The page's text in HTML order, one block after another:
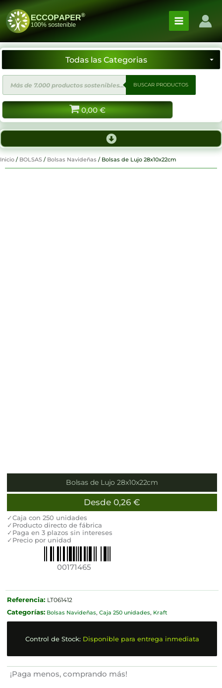
Ir
contenido
de
productos
BUSCAR PRODUCTOS
0,00 €
Inicio / BOLSAS / Bolsas Navideñas / Bolsas de Lujo 28x10x22cm
Bolsas de Lujo 28x10x22cm
Desde 0,26 €
✓Caja con 250 unidades
✓Producto directo de fábrica
✓Paga en 3 plazos sin intereses
✓Precio por unidad
00171465
Referencia: LT061412
Categorías: Bolsas Navideñas, Caja 250 unidades, Kraft
Control de Stock: Disponible para entrega inmediata
¡Paga menos, comprando más!